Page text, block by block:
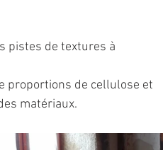
pistes de textures à
proportions de cellulose et
matériaux.